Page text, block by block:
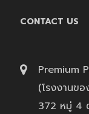
CONTACT US
Premium
(โรงงานข
372 หมู่ 4